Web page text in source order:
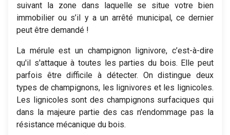
suivant la zone dans laquelle se situe votre bien
immobilier ou s’il y a un arrêté municipal, ce dernier
peut être demandé !
La mérule est un champignon lignivore, c’est-à-dire
qu'il s'attaque à toutes les parties du bois. Elle peut
parfois être difficile à détecter. On distingue deux
types de champignons, les lignivores et les lignicoles.
Les lignicoles sont des champignons surfaciques qui
dans la majeure partie des cas n'endommage pas la
résistance mécanique du bois.